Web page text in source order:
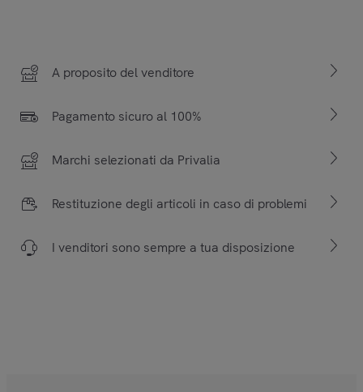
A proposito del venditore
Pagamento sicuro al 100%
Marchi selezionati da Privalia
Restituzione degli articoli in caso di problemi
I venditori sono sempre a tua disposizione